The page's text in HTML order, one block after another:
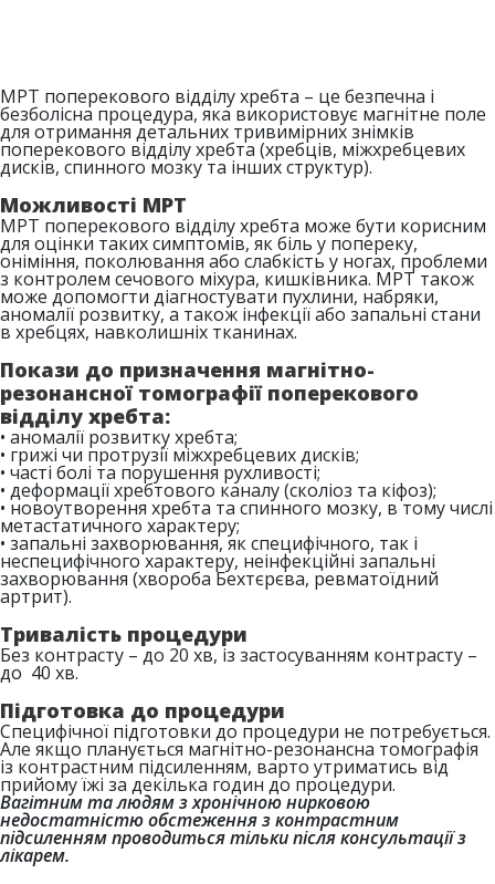
МРТ поперекового відділу хребта – це безпечна і
безболісна процедура, яка використовує магнітне поле
для отримання детальних тривимірних знімків
поперекового відділу хребта (хребців, міжхребцевих
дисків, спинного мозку та інших структур).
Можливості МРТ
МРТ поперекового відділу хребта може бути корисним
для оцінки таких симптомів, як біль у попереку,
оніміння, поколювання або слабкість у ногах, проблеми
з контролем сечового міхура, кишківника. МРТ також
може допомогти діагностувати пухлини, набряки,
аномалії розвитку, а також інфекції або запальні стани
в хребцях, навколишніх тканинах.
Покази до призначення магнітно-
резонансної томографії поперекового
відділу хребта:
• аномалії розвитку хребта;
• грижі чи протрузії міжхребцевих дисків;
• часті болі та порушення рухливості;
• деформації хребтового каналу (сколіоз та кіфоз);
• новоутворення хребта та спинного мозку, в тому числі
метастатичного характеру;
• запальні захворювання, як специфічного, так і
неспецифічного характеру, неінфекційні запальні
захворювання (хвороба Бехтєрєва, ревматоїдний
артрит).
Тривалість процедури
Без контрасту – до 20 хв, із застосуванням контрасту –
до 40 хв.
Підготовка до процедури
Специфічної підготовки до процедури не потребується.
Але якщо планується магнітно-резонансна томографія
із контрастним підсиленням, варто утриматись від
прийому їжі за декілька годин до процедури.
Вагітним та людям з хронічною нирковою
недостатністю обстеження з контрастним
підсиленням проводиться тільки після консультації з
лікарем.